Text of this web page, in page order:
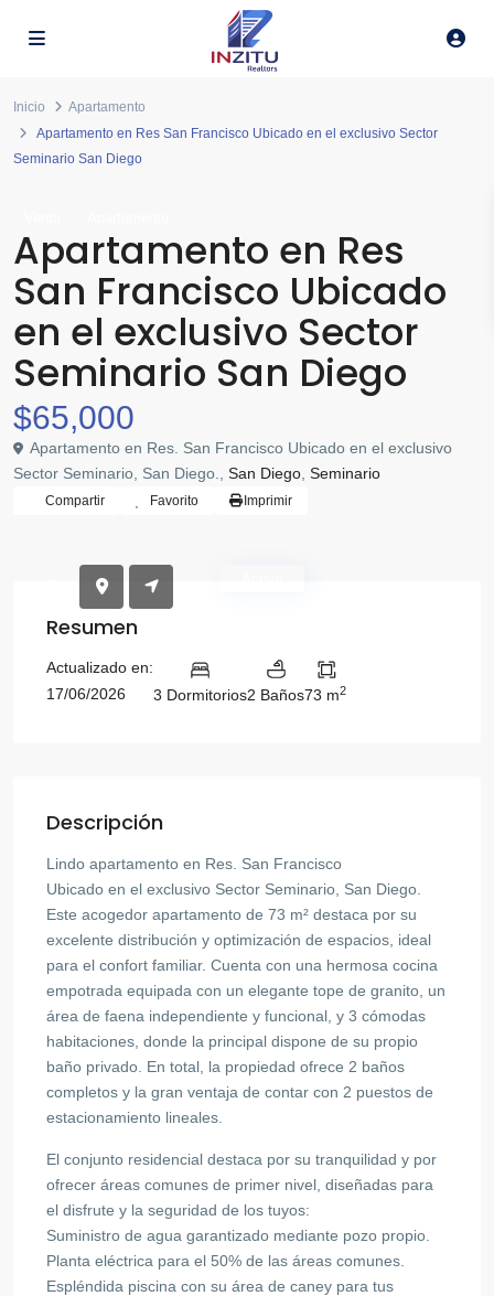
Inicio
Apartamento
Apartamento en Res San Francisco Ubicado en el exclusivo Sector
Seminario San Diego
Apartamento en Res
San Francisco Ubicado
en el exclusivo Sector
Seminario San Diego
$65,000
Apartamento en Res. San Francisco Ubicado en el exclusivo
Sector Seminario, San Diego., San Diego Seminario
Compartir Favorito Imprimir
Resumen
Actualizado en:
17/06/2026
3 Dormitorios2 Baños73 m2
Descripción
Lindo apartamento en Res. San Francisco
Ubicado en el exclusivo Sector Seminario, San Diego.
Este acogedor apartamento de 73 m² destaca por su
excelente distribución y optimización de espacios, ideal
para el confort familiar. Cuenta con una hermosa cocina
empotrada equipada con un elegante tope de granito, un
área de faena independiente y funcional, y 3 cómodas
habitaciones, donde la principal dispone de su propio
baño privado. En total, la propiedad ofrece 2 baños
completos y la gran ventaja de contar con 2 puestos de
estacionamiento lineales.
El conjunto residencial destaca por su tranquilidad y por
ofrecer áreas comunes de primer nivel, diseñadas para
el disfrute y la seguridad de los tuyos:
Suministro de agua garantizado mediante pozo propio.
Planta eléctrica para el 50% de las áreas comunes.
Espléndida piscina con su área de caney para tus